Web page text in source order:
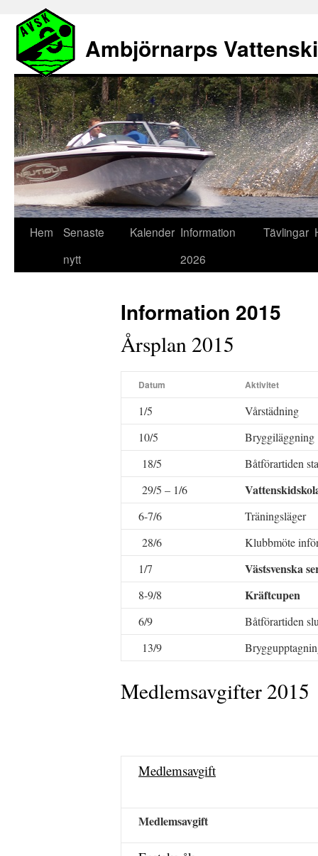
Ambjörnarps
Hem
Senaste
nytt
Kalender Information
2026
Tävlingar
Information 2015
Årsplan 2015
Datum Aktivitet
1/5
Vårstädning
10/5
Bryggiläggning
18/5
Båtförartiden
29/5 – 1/6
6-7/6
Träningsläger
28/6
Klubbmöte
1/7
Västsvenska
8-9/8 Kräftcupen
6/9
Båtförartiden
13/9
Medlemsavgifter 2015
Medlemsavgift
Medlemsavgift